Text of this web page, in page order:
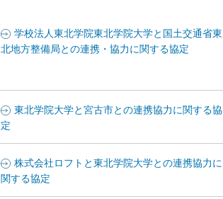
学校法人東北学院東北学院大学と国土交通省東
北地方整備局との連携・協力に関する協定
東北学院大学と宮古市との連携協力に関する協
定
株式会社ロフトと東北学院大学との連携協力に
関する協定